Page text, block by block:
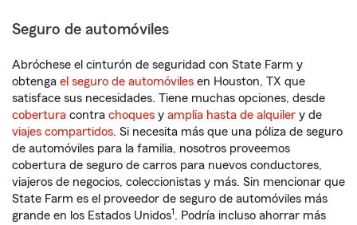
Seguro de automóviles
Abróchese el cinturón de seguridad con State Farm y
obtenga el seguro de automóviles en Houston, TX que
satisface sus necesidades. Tiene muchas opciones, desde
cobertura contra choques y amplia hasta de alquiler y de
viajes compartidos. Si necesita más que una póliza de seguro
de automóviles para la familia, nosotros proveemos
cobertura de seguro de carros para nuevos conductores,
viajeros de negocios, coleccionistas y más. Sin mencionar que
State Farm es el proveedor de seguro de automóviles más
grande en los Estados Unidos1. Podría incluso ahorrar más